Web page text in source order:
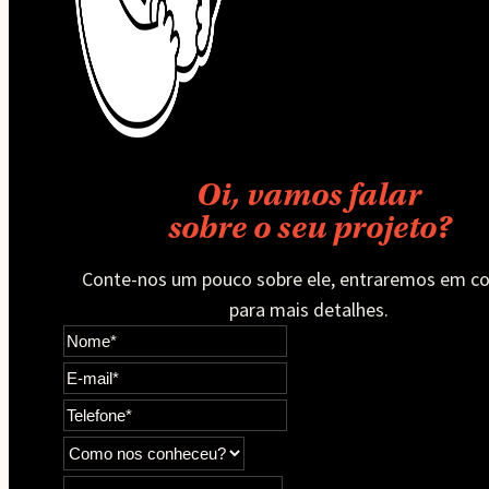
Oi, vamos falar
sobre o seu projeto?
Conte-nos um pouco sobre ele, entraremos em
para mais detalhes.